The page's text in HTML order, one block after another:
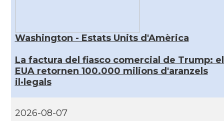
Washington - Estats Units d'Amèrica
La factura del fiasco comercial de Trump:
EUA retornen 100.000 milions d'aranzels
il·legals
2026-08-07